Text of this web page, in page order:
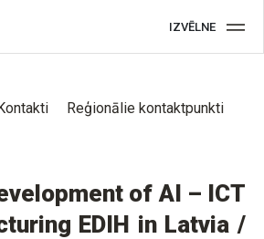
IZVĒLNE
Kontakti Reģionālie kontaktpunkti
of AI – ICT
EDIH in Latvia /